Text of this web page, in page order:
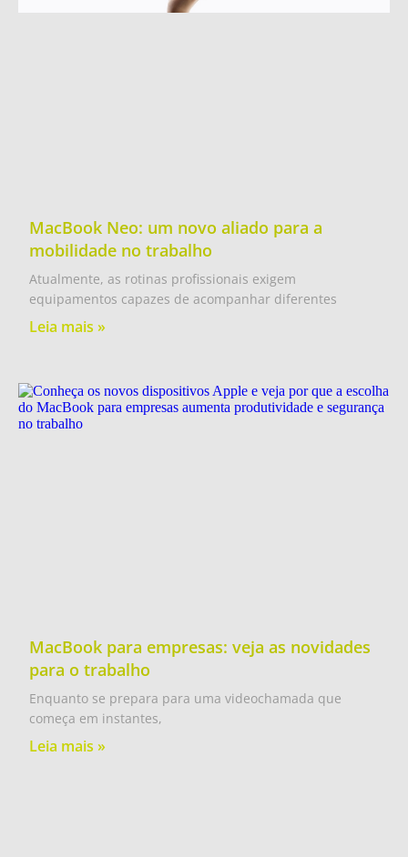
MacBook Neo: um novo aliado para a
mobilidade no trabalho
Atualmente, as rotinas profissionais exigem
equipamentos capazes de acompanhar diferentes
Leia mais »
MacBook para empresas: veja as novidades
para o trabalho
Enquanto se prepara para uma videochamada que
começa em instantes,
Leia mais »